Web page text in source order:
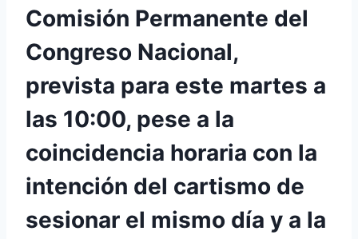
Comisión Permanente del
Congreso Nacional,
prevista para este martes a
las 10:00, pese a la
coincidencia horaria con la
intención del cartismo de
sesionar el mismo día y a la